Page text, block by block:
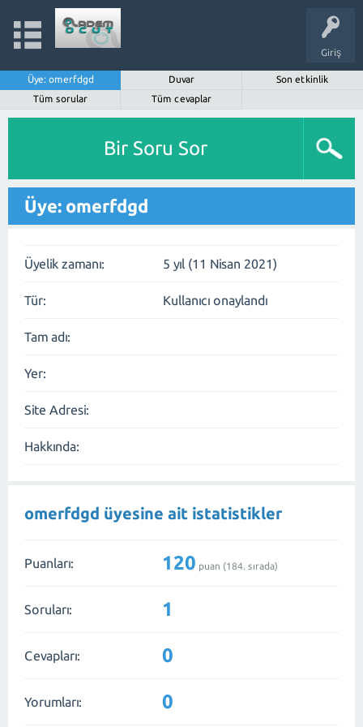
Giriş
Üye: omerfdgd Duvar
Son etkinlik
Tüm sorular
Tüm cevaplar
Bir Soru Sor
Üye: omerfdgd
Üyelik zamanı: 5 yıl (11 Nisan 2021)
Tür: Kullanıcı onaylandı
Tam adı:
Yer:
Site Adresi:
Hakkında:
omerfdgd üyesine ait istatistikler
Puanları: 120 puan (184 . sırada)
Soruları: 1
Cevapları: 0
Yorumları: 0